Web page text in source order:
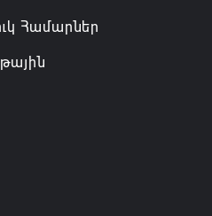
Համարներ